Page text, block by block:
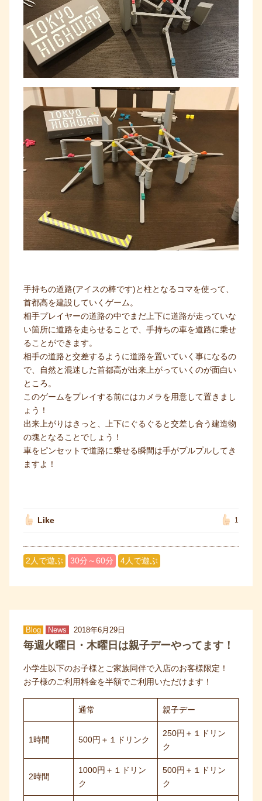
手持ちの道路(アイスの棒です)と柱となるコマを使って、
首都高を建設していくゲーム。
相手プレイヤーの道路の中でまだ上下に道路が走っていな
い箇所に道路を走らせることで、手持ちの車を道路に乗せ
ることができます。
相手の道路と交差するように道路を置いていく事になるの
で、自然と混迷した首都高が出来上がっていくのが面白い
ところ。
このゲームをプレイする前にはカメラを用意して置きまし
ょう！
出来上がりはきっと、上下にぐるぐると交差し合う建造物
の塊となることでしょう！
車をピンセットで道路に乗せる瞬間は手がプルプルしてき
ますよ！
Like 1
2人で遊ぶ 30分～60分 4人で遊ぶ
Blog News 2018年6月29日
毎週火曜日・木曜日は親子デーやってます！
小学生以下のお子様とご家族同伴で入店のお客様限定！
お子様のご利用料金を半額でご利用いただけます！
通常 親子デー
1時間 500円＋１ドリンク
250円＋１ドリン
ク
2時間
1000円＋１ドリン
ク
500円＋１ドリン
ク